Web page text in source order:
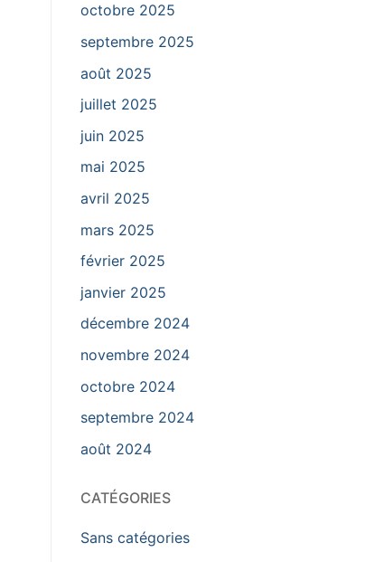
octobre 2025
septembre 2025
août 2025
juillet 2025
juin 2025
mai 2025
avril 2025
mars 2025
février 2025
janvier 2025
décembre 2024
novembre 2024
octobre 2024
septembre 2024
août 2024
CATÉGORIES
Sans catégories